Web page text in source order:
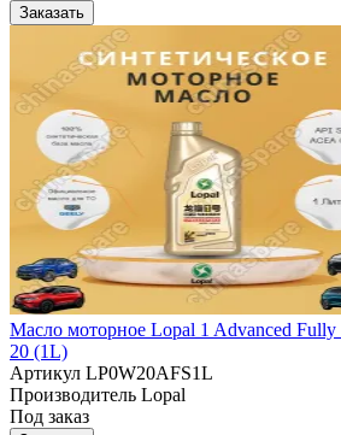
Заказать
Масло моторное Lopal 1 Advanced Fully
20 (1L)
Артикул LP0W20AFS1L
Производитель Lopal
Под заказ